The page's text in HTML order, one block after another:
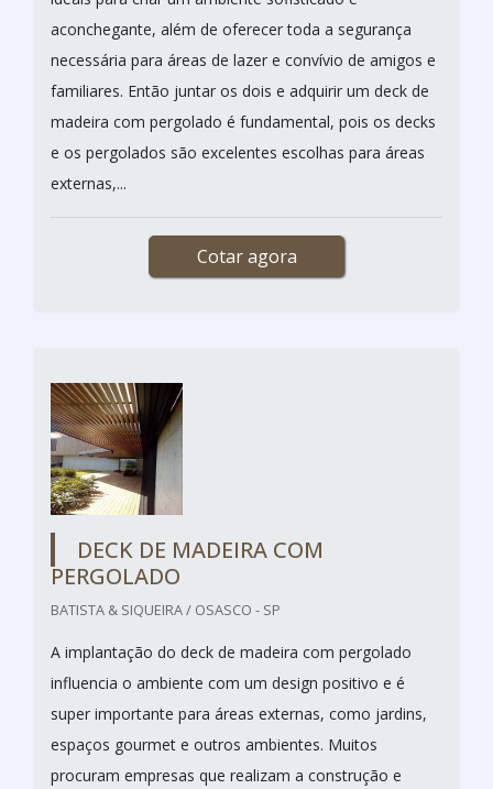
aconchegante, além de oferecer toda a segurança
necessária para áreas de lazer e convívio de amigos e
familiares. Então juntar os dois e adquirir um deck de
madeira com pergolado é fundamental, pois os decks
e os pergolados são excelentes escolhas para áreas
externas,...
Cotar agora
DECK DE MADEIRA COM
PERGOLADO
BATISTA & SIQUEIRA / OSASCO - SP
A implantação do deck de madeira com pergolado
influencia o ambiente com um design positivo e é
super importante para áreas externas, como jardins,
espaços gourmet e outros ambientes. Muitos
procuram empresas que realizam a construção e